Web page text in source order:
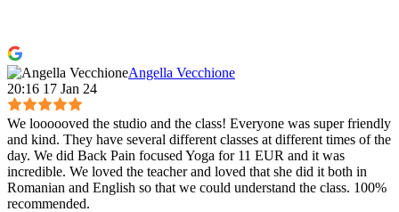
Angella Vecchione
20:16 17 Jan 24
We loooooved the studio and the class! Everyone was super friendly
and kind. They have several different classes at different times of the
day. We did Back Pain focused Yoga for 11 EUR and it was
incredible. We loved the teacher and loved that she did it both in
Romanian and English so that we could understand the class. 100%
recommended.